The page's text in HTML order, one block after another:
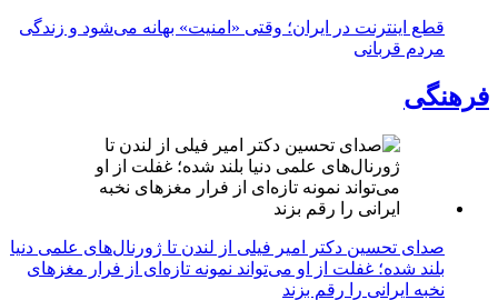
قطع اینترنت در ایران؛ وقتی «امنیت» بهانه می‌شود و زندگی
مردم قربانی
فرهنگی
صدای تحسین دکتر امیر فیلی از لندن تا ژورنال‌های علمی دنیا
بلند شده؛ غفلت از او می‌تواند نمونه تازه‌ای از فرار مغزهای
نخبه ایرانی را رقم بزند